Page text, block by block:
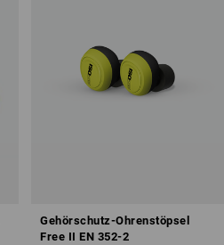
Gehörschutz-Ohrenstöpsel
Free II EN 352-2